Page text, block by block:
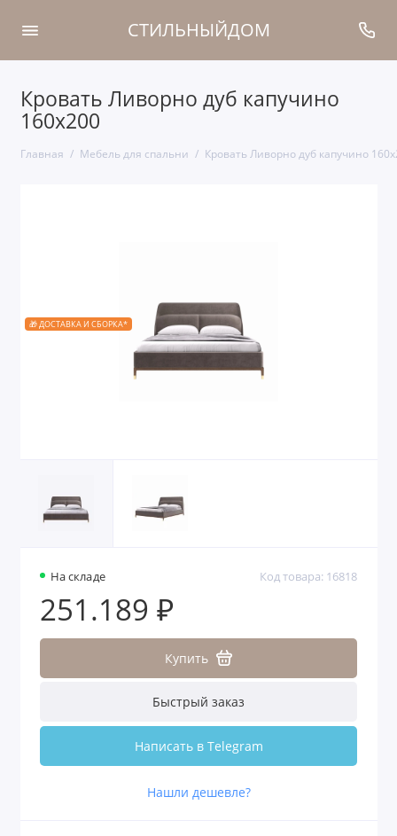
СТИЛЬНЫЙДОМ
Кровать Ливорно дуб капучино
160x200
Главная Мебель для спальни Кровать Ливорно дуб капучино
🎁 ДОСТАВКА И СБОРКА*
На складе Код товара: 16818
251.189 ₽
Купить
Быстрый заказ
Написать в Telegram
Нашли дешевле?